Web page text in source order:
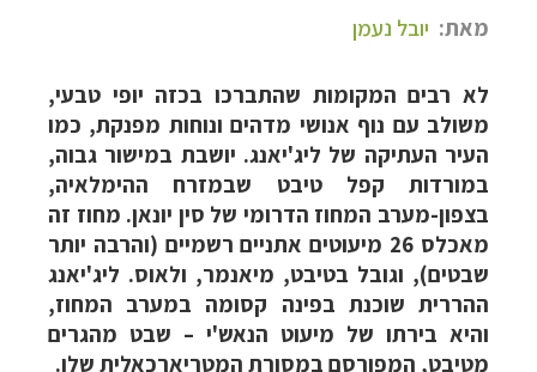
מאת: יובל נעמן
לא רבים המקומות שהתברכו בכזה יופי טבעי,
משולב עם נוף אנושי מדהים ונוחות מפנקת, כמו
העיר העתיקה של ליג'יאנג. יושבת במישור גבוה,
במורדות קפל טיבט שבמזרח ההימלאיה,
בצפון-מערב המחוז הדרומי של סין יונאן. מחוז זה
מאכלס 26 מיעוטים אתניים רשמיים (והרבה יותר
שבטים), וגובל בטיבט, מיאנמר, ולאוס. ליג'יאנג
ההררית שוכנת בפינה קסומה במערב המחוז,
והיא בירתו של מיעוט הנאש'י – שבט מהגרים
מטיבט, המפורסם במסורת המטריארכאלית שלו.